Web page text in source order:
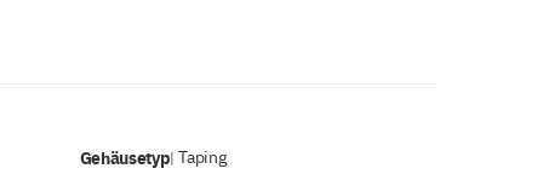
Gehäusetyp|Taping